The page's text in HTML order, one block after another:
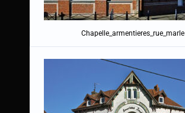
Chapelle_armentieres_rue_marle